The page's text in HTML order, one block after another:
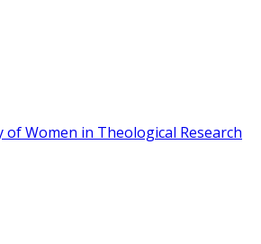
Women in Theological Research